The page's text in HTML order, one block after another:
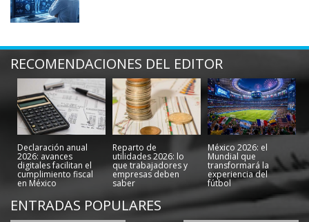
RECOMENDACIONES DEL EDITOR
Declaración anual
2026: avances
digitales facilitan el
cumplimiento fiscal
en México
Reparto de
utilidades 2026: lo
que trabajadores y
empresas deben
saber
México 2026: el
Mundial que
transformará la
experiencia del
fútbol
ENTRADAS POPULARES